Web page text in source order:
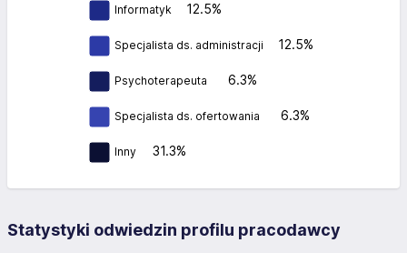
Informatyk 12.5%
Specjalista ds. administracji 12.5%
Psychoterapeuta 6.3%
Specjalista ds. ofertowania 6.3%
Inny 31.3%
Statystyki odwiedzin profilu pracodawcy